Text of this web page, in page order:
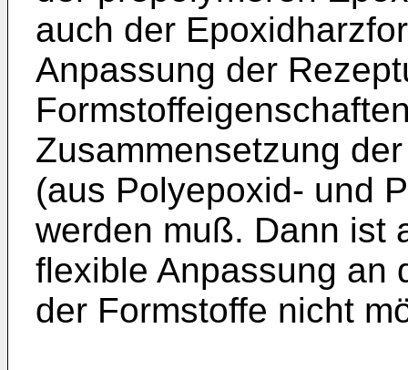
auch der
Anpassung der
Zusammensetzung
(aus Polyepoxid- und
werden muß. Dann ist
flexible Anpassung an
der Formstoffe nicht